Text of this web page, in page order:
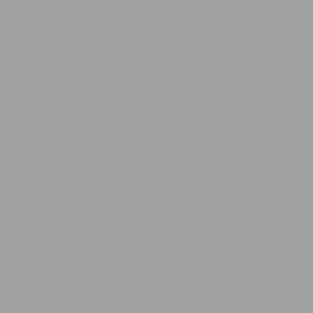
i din folkepension.